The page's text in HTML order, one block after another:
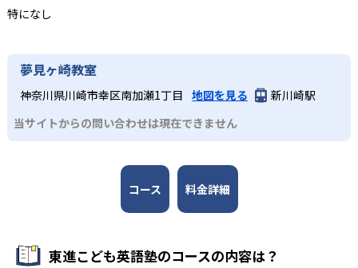
実践していく。
発信力を磨きたい人
Mコースは中学生向けに設計されており、科学・社会・文学
のアカデミックなトピックを取り上げて英語でディスカッ
ションやプレゼンテーションを行う。英語での発信力と表
現力を磨いていく。
い合わせが必要である。
特になし
夢見ヶ崎教室
神奈川県川崎市幸区南加瀬1丁目 地図を見る
新川崎駅
当サイトからの問い合わせは現在できません
コース 料金詳細
東進こども英語塾のコースの内容は？